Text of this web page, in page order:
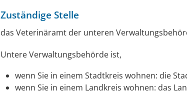
Zuständige Stelle
das Veterinäramt der unteren
Untere Verwaltungsbehörde ist,
wenn Sie in einem Stadtkreis wohnen: die
wenn Sie in einem Landkreis wohnen: das